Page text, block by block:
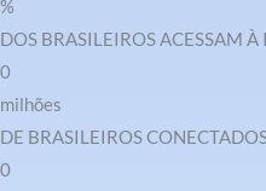
%
DOS BRASILEIROS ACESSAM À
0
milhões
DE BRASILEIROS
0